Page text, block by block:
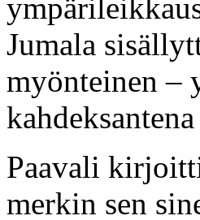
Jumala
myönteinen –
Paavali
merkin sen